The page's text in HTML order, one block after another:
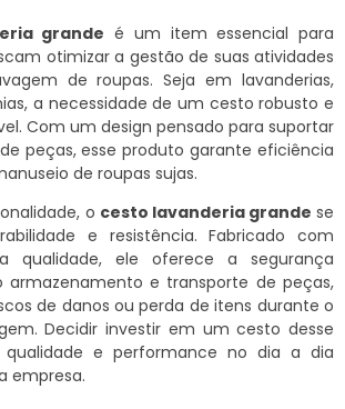
grande é um item essencial para
otimizar a gestão de suas atividades
de roupas. Seja em lavanderias,
a necessidade de um cesto robusto e
Com um design pensado para suportar
peças, esse produto garante eficiência
de roupas sujas.
o cesto lavanderia grande se
e resistência. Fabricado com
qualidade, ele oferece a segurança
armazenamento e transporte de peças,
de danos ou perda de itens durante o
Decidir investir em um cesto desse
e performance no dia a dia
empresa.